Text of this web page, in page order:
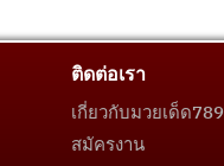
ติดต่อเรา
เกี่ยวกับมวยเด็ด789
สมัครงาน